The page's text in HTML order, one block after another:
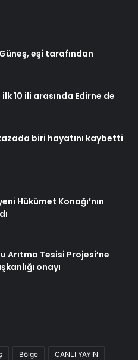
eşi tarafından
10 ili arasında Edirne de
biri hayatını kaybetti
Hükümet Konağı’nın
Arıtma Tesisi Projesi’ne
onayı
Bölge CANLI YAYIN